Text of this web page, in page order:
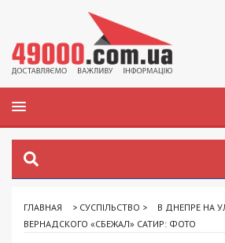
ГЛАВНАЯ > СУСПІЛЬСТВО >
В ДНЕПРЕ НА
ВЕРНАДСКОГО «СБЕЖАЛ» САТИР: ФОТО